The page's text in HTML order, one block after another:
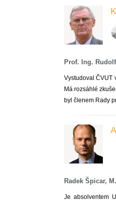
Prof. Ing.
Vystudoval ČVUT
Má rozsáhlé
byl členem Rady
Radek Špicar,
Je absolventem